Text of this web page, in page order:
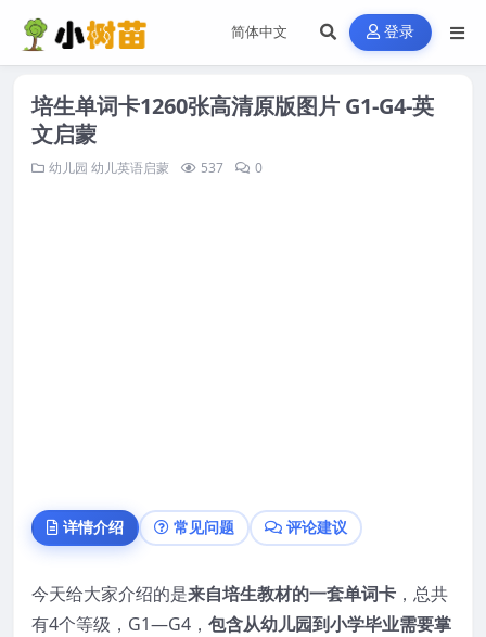
登录
培生单词卡1260张高清原版图片 G1-G4-英
文启蒙
幼儿园 幼儿英语启蒙 537 0
详情介绍 常见问题 评论建议
今天给大家介绍的是来自培生教材的一套单词卡 ，总共
有4个等级，G1—G4， 包含从幼儿园到小学毕业需要掌